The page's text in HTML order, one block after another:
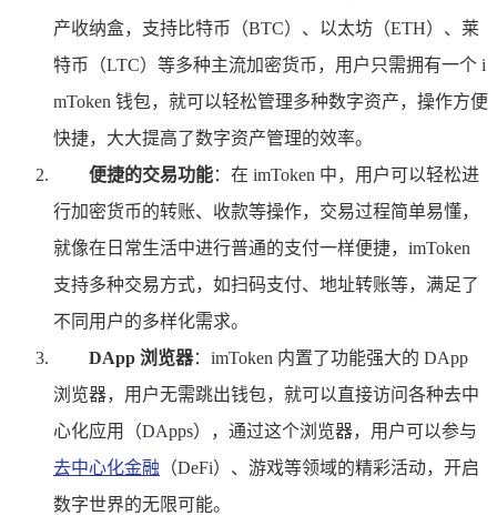
产收纳盒，支持比特币（BTC）、以太坊（ETH）、莱
特币（LTC）等多种主流加密货币，用户只需拥有一个 i
mToken 钱包，就可以轻松管理多种数字资产，操作方便
快捷，大大提高了数字资产管理的效率。
便捷的交易功能：在 imToken 中，用户可以轻松进
行加密货币的转账、收款等操作，交易过程简单易懂，
就像在日常生活中进行普通的支付一样便捷，imToken
支持多种交易方式，如扫码支付、地址转账等，满足了
不同用户的多样化需求。
DApp 浏览器：imToken 内置了功能强大的 DApp
浏览器，用户无需跳出钱包，就可以直接访问各种去中
心化应用（DApps），通过这个浏览器，用户可以参与
去中心化金融 （DeFi）、游戏等领域的精彩活动，开启
数字世界的无限可能。